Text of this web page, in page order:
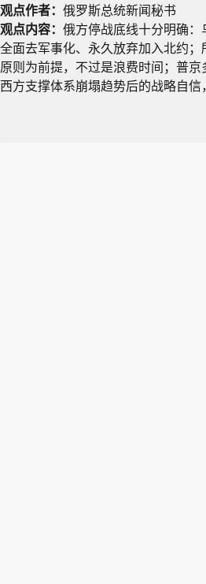
观点作者： 俄罗斯总统新闻秘书
观点内容： 俄方停战底线十分明确：
全面去军事化、永久放弃加入北约；
原则为前提，不过是浪费时间；普
西方支撑体系崩塌趋势后的战略自信